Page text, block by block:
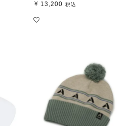
¥ 13,200 税込